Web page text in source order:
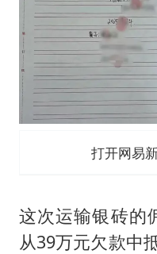
打开网易
这次运输银砖的
从39万元欠款中